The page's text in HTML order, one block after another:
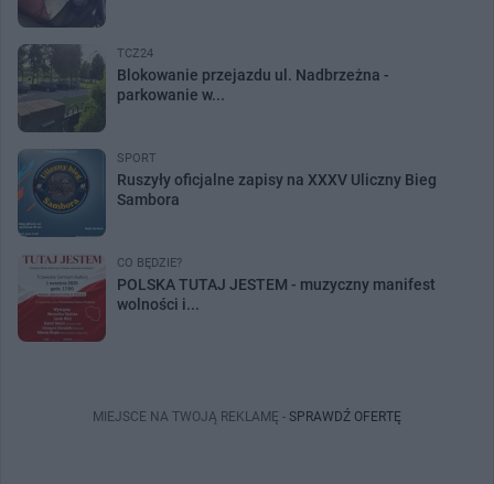
TCZ24
Blokowanie przejazdu ul. Nadbrzeżna -
parkowanie w...
SPORT
Ruszyły oficjalne zapisy na XXXV Uliczny Bieg
Sambora
CO BĘDZIE?
POLSKA TUTAJ JESTEM - muzyczny manifest
wolności i...
MIEJSCE NA TWOJĄ REKLAMĘ - SPRAWDŹ OFERTĘ